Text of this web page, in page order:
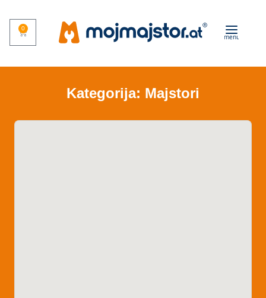
menu
0
Kategorija: Majstori